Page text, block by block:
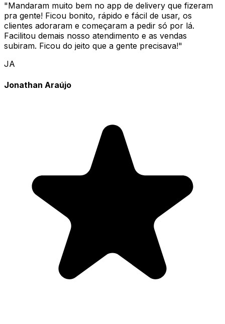
"Mandaram muito bem no app de delivery que fizeram
pra gente! Ficou bonito, rápido e fácil de usar, os
clientes adoraram e começaram a pedir só por lá.
Facilitou demais nosso atendimento e as vendas
subiram. Ficou do jeito que a gente precisava!"
JA
Jonathan Araújo